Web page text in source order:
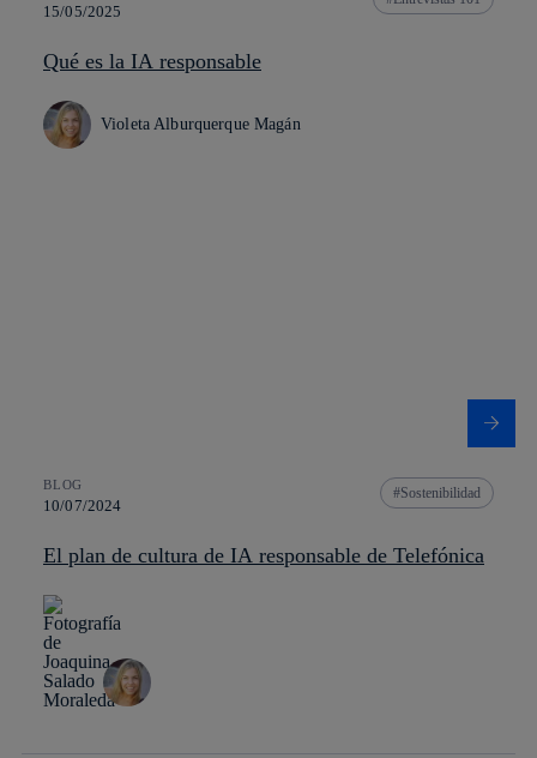
15/05/2025
Qué es la IA responsable
Violeta Alburquerque Magán
BLOG
10/07/2024
Sostenibilidad
El plan de cultura de IA responsable de Telefónica